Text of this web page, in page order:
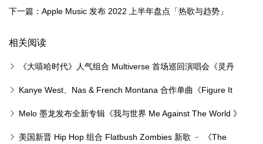
下一篇：Apple Music 发布 2022 上半年盘点「热歌与趋势」
相关阅读
《大嘻哈时代》人气组合 Multiverse 首场巡回演唱会《灵丹
dàn》票券发售情报公布
Kanye West、Nas & French Montana 合作单曲《Figure It
Out》MV
Melo 墨龙发布全新专辑《我与世界 Me Against The World 》
美国新晋 Hip Hop 组合 Flatbush Zombies 新歌 ﹣ 《The